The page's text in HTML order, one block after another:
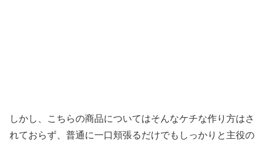
しかし、こちらの商品についてはそんなケチな作り方はさ
れておらず、普通に一口頬張るだけでもしっかりと主役の